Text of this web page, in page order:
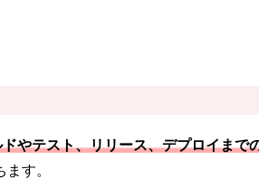
やテスト、リリース、デプロイまで
す。